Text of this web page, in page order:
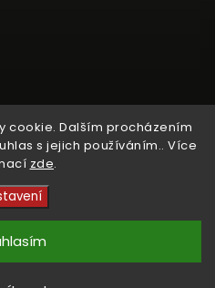
cookie. Dalším procházením
s jejich používáním.. Více
zde.
Cruisers